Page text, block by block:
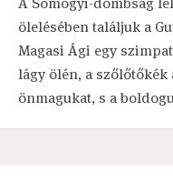
ölelésében találjuk a
Magasi Ági egy
lágy ölén, a
önmagukat, s a